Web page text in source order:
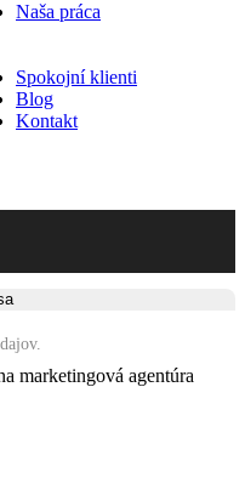
Naša práca
Spokojní klienti
Blog
Kontakt
marketingová agentúra